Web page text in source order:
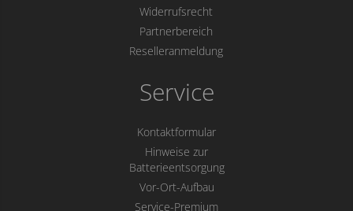
Widerrufsrecht
Partnerbereich
Reselleranmeldung
Service
Kontaktformular
Hinweise zur
Batterieentsorgung
Vor-Ort-Aufbau
Service-Premium